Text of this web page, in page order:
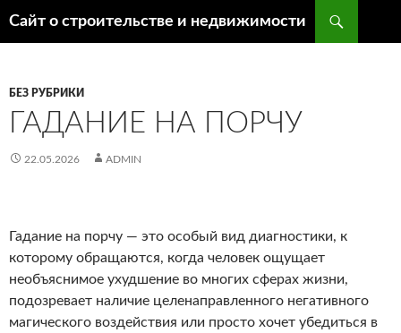
Сайт о строительстве и недвижимости
БЕЗ РУБРИКИ
ГАДАНИЕ НА ПОРЧУ
22.05.2026 ADMIN
Гадание на порчу — это особый вид диагностики, к
которому обращаются, когда человек ощущает
необъяснимое ухудшение во многих сферах жизни,
подозревает наличие целенаправленного негативного
магического воздействия или просто хочет убедиться в